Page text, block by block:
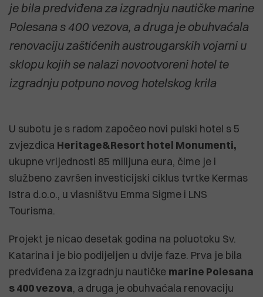
je bila predviđena za izgradnju nautičke marine
Polesana s 400 vezova, a druga je obuhvaćala
renovaciju zaštićenih austrougarskih vojarni u
sklopu kojih se nalazi novootvoreni hotel te
izgradnju potpuno novog hotelskog krila
U subotu je s radom započeo novi pulski hotel s 5
zvjezdica Heritage&Resort hotel Monumenti,
ukupne vrijednosti 85 milijuna eura, čime je i
službeno završen investicijski ciklus tvrtke Kermas
Istra d.o.o., u vlasništvu Emma Sigme i LNS
Tourisma.
Projekt je nicao desetak godina na poluotoku Sv.
Katarina i je bio podijeljen u dvije faze. Prva je bila
predviđena za izgradnju nautičke marine Polesana
s 400 vezova, a druga je obuhvaćala renovaciju